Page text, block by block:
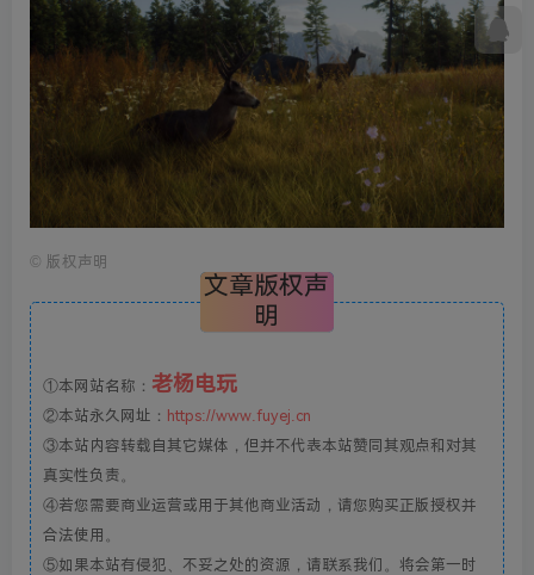
© 版权声明
文章版权声
明
①本网站名称： 老杨电玩
②本站永久网址： https://www.fuyej.cn
③本站内容转载自其它媒体，但并不代表本站赞同其观点和对其
真实性负责。
④若您需要商业运营或用于其他商业活动，请您购买正版授权并
合法使用。
⑤如果本站有侵犯、不妥之处的资源，请联系我们。将会第一时